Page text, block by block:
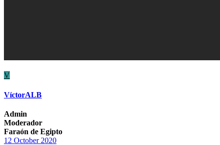
V
VíctorALB
Admin
Moderador
Faraón de Egipto
12 October 2020